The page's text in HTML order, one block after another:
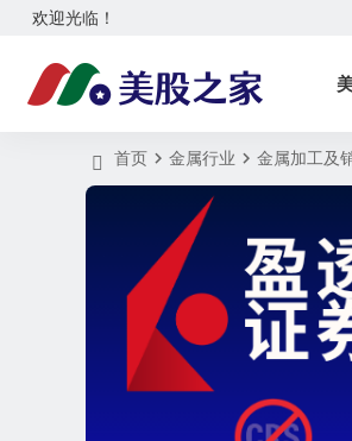
欢迎光临！
首页 金属行业 金属加工及